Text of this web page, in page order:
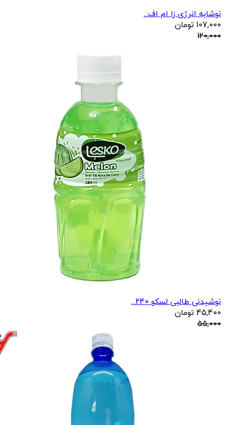
نوشابه انرژی زا ام اف...
107,000 تومان
120,000
نوشیدنی طالبی لسکو 240...
45,400 تومان
55,000